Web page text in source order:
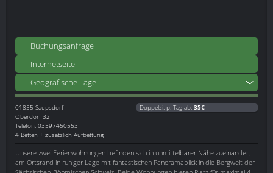
Buchungsanfrage
Internetseite
Geografische Lage
01855 Saupsdorf
Oberdorf 32
Telefon: 03597450553
4 Betten + zusätzlich Aufbettung
Doppelzi. p. Tag ab: 35€
Unsere zwei Ferienwohnungen befinden sich in unmittelbarer Nähe zueinander,
am Ortsrand in ruhiger Lage mit fantastischen Panoramablick in die Bergwelt der